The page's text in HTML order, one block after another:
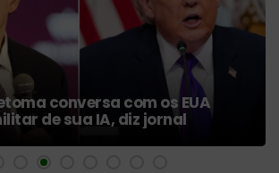
conversa com os EUA
de sua IA, diz jornal